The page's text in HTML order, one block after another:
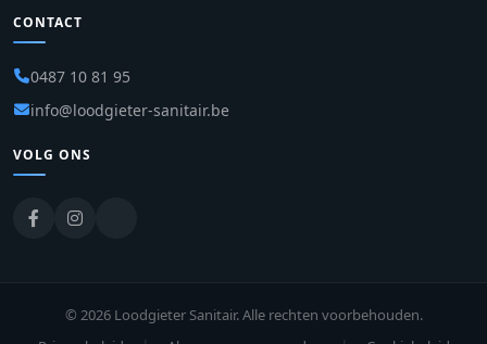
CONTACT
0487 10 81 95
info@loodgieter-sanitair.be
VOLG ONS
© 2026 Loodgieter Sanitair. Alle rechten voorbehouden.